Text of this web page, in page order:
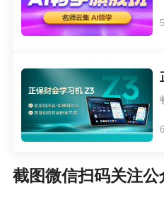
截图微信扫码关注公